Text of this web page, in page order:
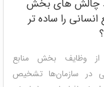
چالش های بخش
انسانی را ساده تر
وظایف بخش منابع
در سازمان‌ها تشخیص